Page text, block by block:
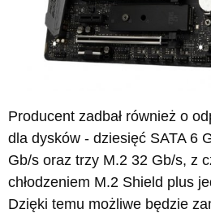
Producent zadbał również o
dla dysków - dziesięć SATA 6
Gb/s oraz trzy M.2 32 Gb/s, z
chłodzeniem M.2 Shield plus
Dzięki temu możliwe będzie